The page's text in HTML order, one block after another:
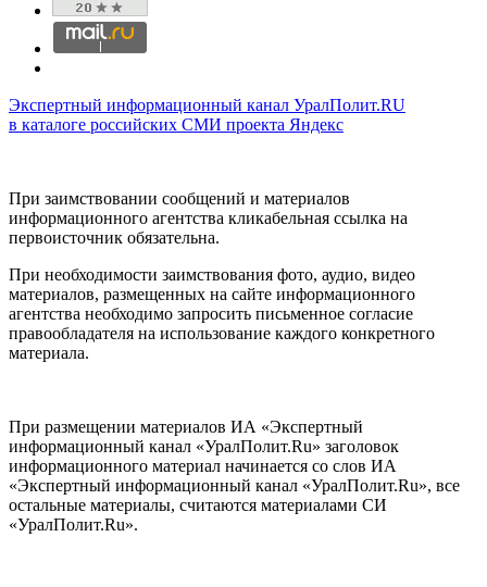
Экспертный информационный канал УралПолит.RU
в каталоге российских СМИ проекта Яндекс
При заимствовании сообщений и материалов
информационного агентства кликабельная ссылка на
первоисточник обязательна.
При необходимости заимствования фото, аудио, видео
материалов, размещенных на сайте информационного
агентства необходимо запросить письменное согласие
правообладателя на использование каждого конкретного
материала.
При размещении материалов ИА «Экспертный
информационный канал «УралПолит.Ru» заголовок
информационного материал начинается со слов ИА
«Экспертный информационный канал «УралПолит.Ru», все
остальные материалы, считаются материалами СИ
«УралПолит.Ru».